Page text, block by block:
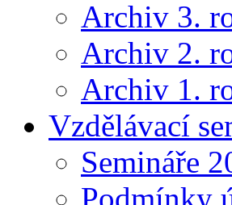
Archiv 3.
Archiv 2.
Archiv 1.
Vzdělávací
Semináře